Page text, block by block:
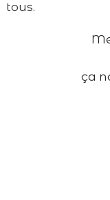
tous.
ça